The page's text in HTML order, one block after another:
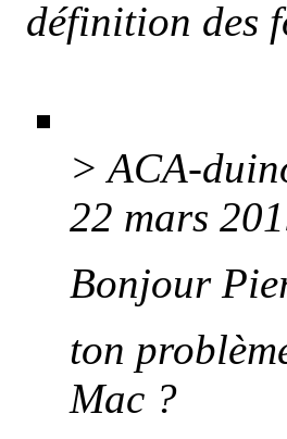
définition des
> ACA-
22 mars
Bonjour
ton
Mac ?